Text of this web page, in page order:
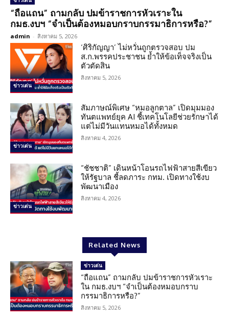
“ถือแถน” ถามกลับ ปมข้าราชการหัวเราะใน
กมธ.งบฯ “จำเป็นต้องหมอบกราบกรรมาธิการหรือ?”
admin - สิงหาคม 5, 2026
ข่าวเด่น
‘ศิริกัญญา’ ไม่หวั่นถูกตรวจสอบ ปม
ส.ก.พรรคประชาชน ย้ำให้ข้อเท็จจริงเป็น
ตัวตัดสิน
สิงหาคม 5, 2026
ข่าวเด่น
สัมภาษณ์พิเศษ “หมอลูกตาล” เปิดมุมมอง
ทันตแพทย์ยุค AI ชี้เทคโนโลยีช่วยรักษาได้
แต่ไม่มีวันแทนหมอได้ทั้งหมด
สิงหาคม 4, 2026
ข่าวเด่น
“ชัชชาติ” เดินหน้าโอนรถไฟฟ้าสายสีเขียว
ให้รัฐบาล ชี้ลดภาระ กทม. เปิดทางใช้งบ
พัฒนาเมือง
สิงหาคม 4, 2026
Related News
ข่าวเด่น
“ถือแถน” ถามกลับ ปมข้าราชการหัวเราะ
ใน กมธ.งบฯ “จำเป็นต้องหมอบกราบ
กรรมาธิการหรือ?”
สิงหาคม 5, 2026